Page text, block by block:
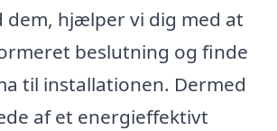
dem, hjælper vi dig med at
beslutning og finde
til installationen. Dermed
af et energieffektivt